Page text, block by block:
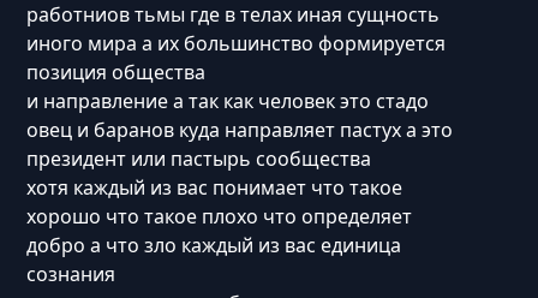
работниов тьмы где в телах иная сущность
иного мира а их большинство формируется
позиция общества
и направление а так как человек это стадо
овец и баранов куда направляет пастух а это
президент или пастырь сообщества
хотя каждый из вас понимает что такое
хорошо что такое плохо что определяет
добро а что зло каждый из вас единица
сознания